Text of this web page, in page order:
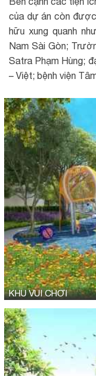
của dự án còn
hữu xung quanh
Nam Sài Gòn;
Satra Phạm Hùng;
– Việt; bệnh viện
KHU VUI CHƠI